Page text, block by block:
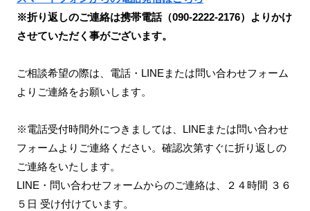
※折り返しのご連絡は携帯電話（090-2222-2176）よりかけ
させていただく事がございます。
ご相談希望の際は、電話・LINEまたは問い合わせフォーム
よりご連絡をお願いします。
※電話受付時間外につきましては、LINEまたは問い合わせ
フォームよりご連絡ください。確認次第すぐに折り返しの
ご連絡をいたします。
LINE・問い合わせフォームからのご連絡は、２４時間 ３６
５日 受け付けています。